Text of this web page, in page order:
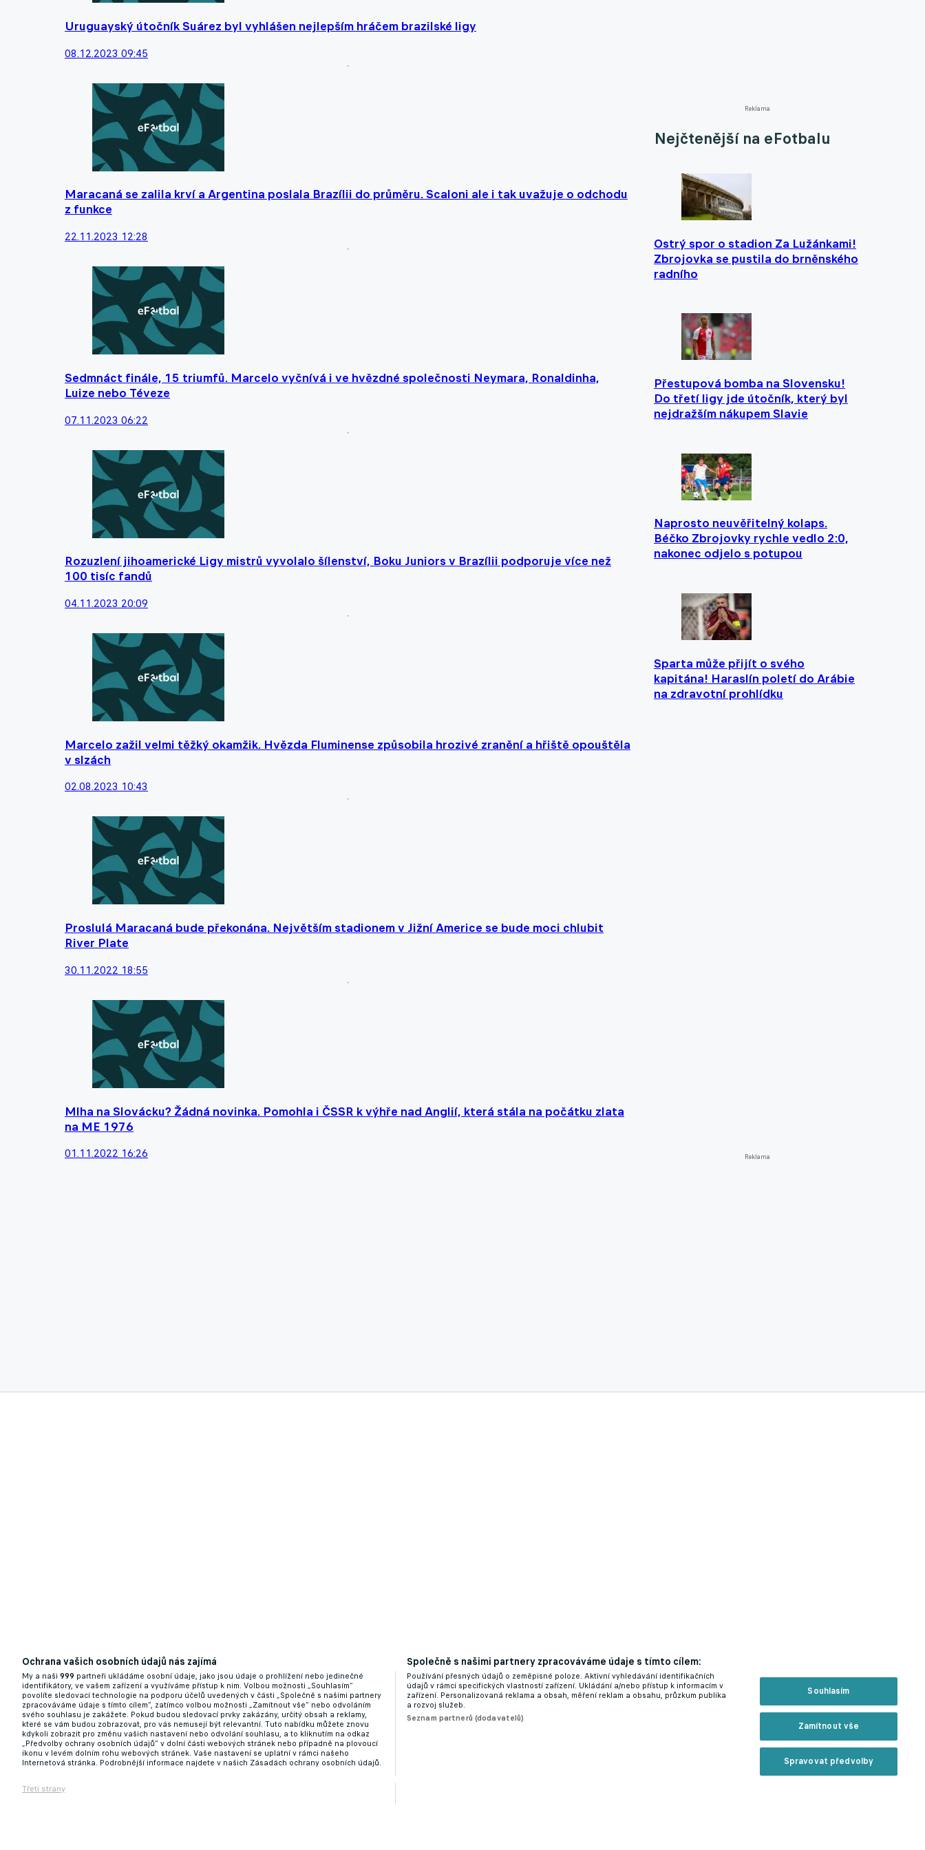
Uruguayský útočník Suárez byl vyhlášen nejlepším hráčem brazilské ligy
08.12.2023 09:45
Maracaná se zalila krví a Argentina poslala Brazílii do průměru. Scaloni ale i tak uvažuje o odchodu
z funkce
22.11.2023 12:28
Sedmnáct finále, 15 triumfů. Marcelo vyčnívá i ve hvězdné společnosti Neymara, Ronaldinha,
Luize nebo Téveze
07.11.2023 06:22
Rozuzlení jihoamerické Ligy mistrů vyvolalo šílenství, Boku Juniors v Brazílii podporuje více než
100 tisíc fandů
04.11.2023 20:09
Marcelo zažil velmi těžký okamžik. Hvězda Fluminense způsobila hrozivé zranění a hřiště opouštěla
v slzách
02.08.2023 10:43
Proslulá Maracaná bude překonána. Největším stadionem v Jižní Americe se bude moci chlubit
River Plate
30.11.2022 18:55
Mlha na Slovácku? Žádná novinka. Pomohla i ČSSR k výhře nad Anglií, která stála na počátku zlata
na ME 1976
01.11.2022 16:26
Reklama
Nejčtenější na eFotbalu
Ostrý spor o stadion Za Lužánkami!
Zbrojovka se pustila do brněnského
radního
Přestupová bomba na Slovensku!
Do třetí ligy jde útočník, který byl
nejdražším nákupem Slavie
Naprosto neuvěřitelný kolaps.
Béčko Zbrojovky rychle vedlo 2:0,
nakonec odjelo s potupou
Sparta může přijít o svého
kapitána! Haraslín poletí do Arábie
na zdravotní prohlídku
Reklama
Ochrana vašich osobních údajů nás zajímá
My a naši 999 partneři ukládáme osobní údaje, jako jsou údaje o prohlížení nebo jedinečné
identifikátory, ve vašem zařízení a využíváme přístup k nim. Volbou možnosti „Souhlasím“
povolíte sledovací technologie na podporu účelů uvedených v části „Společně s našimi partnery
zpracováváme údaje s tímto cílem“, zatímco volbou možnosti „Zamítnout vše“ nebo odvoláním
svého souhlasu je zakážete. Pokud budou sledovací prvky zakázány, určitý obsah a reklamy,
které se vám budou zobrazovat, pro vás nemusejí být relevantní. Tuto nabídku můžete znovu
kdykoli zobrazit pro změnu vašich nastavení nebo odvolání souhlasu, a to kliknutím na odkaz
„Předvolby ochrany osobních údajů“ v dolní části webových stránek nebo případně na plovoucí
ikonu v levém dolním rohu webových stránek. Vaše nastavení se uplatní v rámci našeho
Internetová stránka. Podrobnější informace najdete v našich Zásadách ochrany osobních údajů.
Třetí strany
Společně s našimi partnery zpracováváme údaje s tímto cílem:
Používání přesných údajů o zeměpisné poloze. Aktivní vyhledávání identifikačních
údajů v rámci specifických vlastností zařízení. Ukládání a/nebo přístup k informacím v
zařízení. Personalizovaná reklama a obsah, měření reklam a obsahu, průzkum publika
a rozvoj služeb.
Seznam partnerů (dodavatelů)
Souhlasím
Zamítnout vše
Spravovat předvolby